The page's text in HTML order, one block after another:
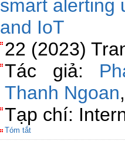
smart alerting
and IoT
22 (2023)
Tác giả:
Thanh Ngoan
Tạp chí:
Tóm tắt